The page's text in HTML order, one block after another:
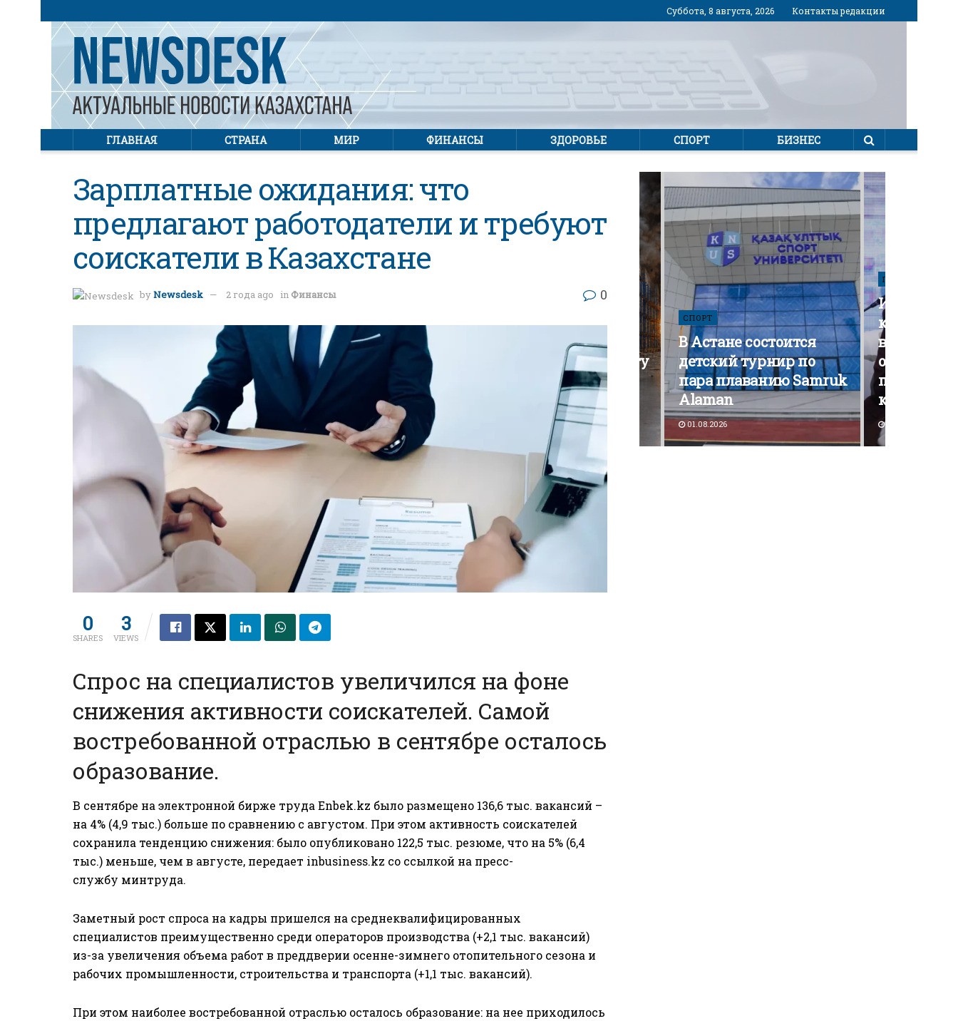
Суббота, 8 августа, 2026 Контакты редакции
ГЛАВНАЯ СТРАНА МИР ФИНАНСЫ ЗДОРОВЬЕ СПОРТ БИЗНЕС
Зарплатные ожидания: что
предлагают работодатели и требуют
соискатели в Казахстане
byNewsdesk 2 года ago in Финансы 0
0
SHARES
3
VIEWS
Спрос на специалистов увеличился на фоне
снижения активности соискателей. Самой
востребованной отраслью в сентябре осталось
образование.
В сентябре на электронной бирже трудаEnbek.kz было размещено 136,6 тыс. вакансий –
на 4% (4,9 тыс.) больше по сравнению с августом. При этом активность соискателей
сохранила тенденцию снижения: было опубликовано 122,5 тыс. резюме, что на 5% (6,4
тыс.) меньше, чем в августе, передает inbusiness.kz со ссылкой на пресс-
службу минтруда.
Заметный рост спроса на кадры пришелся на среднеквалифицированных
специалистов преимущественно среди операторов производства (+2,1 тыс. вакансий)
из-за увеличения объема работ в преддверии осенне-зимнего отопительного сезона и
рабочих промышленности, строительства и транспорта (+1,1 тыс. вакансий).
При этом наиболее востребованной отраслью осталось образование: на нее приходилось
Wildberries начал охоту
за складами в
Казахстане
СПОРТ
В Астане состоится
детский турнир по
пара плаванию Samruk
Alaman
01.08.2026
ПОЛИТИКА
кампания
вышла на
открытой
30.07.2026